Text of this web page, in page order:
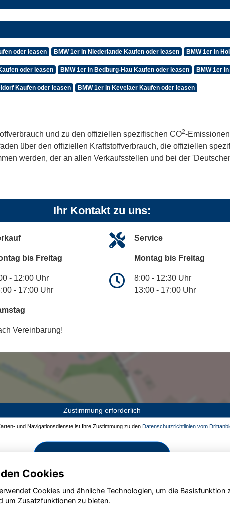
oder leasen BMW 1er in Niederlande Kaufen oder leasen BMW 1er in
oder leasen BMW 1er in Bedburg-Hau Kaufen oder leasen BMW 1er
Kaufen oder leasen BMW 1er in Kevelaer Kaufen oder leasen
und zu den offiziellen spezifischen CO2-
über den offiziellen Kraftstoffverbrauch, die offiziellen
werden, der an allen Verkaufsstellen und bei der
Ihr Kontakt zu uns:
bis Freitag
- 12:00 Uhr
- 17:00 Uhr
Vereinbarung!
Service
Montag bis Freitag
8:00 - 12:30 Uhr
13:00 - 17:00 Uhr
Zustimmung erforderlich
und Navigationsdienste ist Ihre Zustimmung zu den Datenschutzrichtlinien vom
Zustimmen und aktivieren
Cookies
Cookies und ähnliche Technologien, um die Basisfunktion
um Zusatzfunktionen zu bieten.